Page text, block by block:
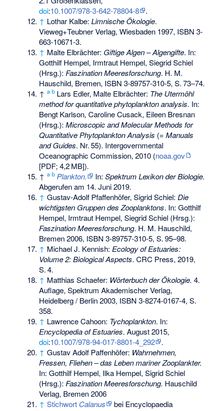
doi:10.1007/978-3-642-78804-8
.
↑ Lothar Kalbe:Limnische Ökologie.
Vieweg+Teubner Verlag, Wiesbaden 1997, ISBN 3-
663-10671-3.
↑ Malte Elbrächter: Giftige Algen – Algengifte. In:
Gotthilf Hempel, Irmtraut Hempel, Siegrid Schiel
(Hrsg.): Faszination Meeresforschung. H. M.
Hauschild, Bremen, ISBN 3-89757-310-5,S.73–74.
↑a b Lars Edler, Malte Elbrächter: The Utermöhl
method for quantitative phytoplankton analysis. In:
Bengt Karlson, Caroline Cusack, Eileen Bresnan
(Hrsg.):Microscopic and Molecular Methods for
Quantitative Phytoplankton Analysis (=Manuals
and Guides. Nr.55). Intergovernmental
Oceanographic Commission, 2010 (noaa.gov
[PDF;4,2MB]).
↑a b Plankton. In:Spektrum Lexikon der Biologie.
Abgerufen am 14. Juni 2019.
↑ Gustav-Adolf Pfaffenhöfer, Sigrid Schiel:Die
wichtigsten Gruppen des Zooplanktons. In: Gotthilf
Hempel, Irmtraut Hempel, Siegrid Schiel (Hrsg.):
Faszination Meeresforschung. H. M. Hauschild,
Bremen 2006, ISBN 3-89757-310-5,S.95–98.
↑ Michael J. Kennish: Ecology of Estuaries:
Volume 2: Biological Aspects. CRC Press, 2019,
S.4.
↑ Matthias Schaefer: Wörterbuch der Ökologie. 4.
Auflage, Spektrum Akademischer Verlag,
Heidelberg / Berlin 2003, ISBN 3-8274-0167-4, S.
358.
↑ Lawrence Cahoon: Tychoplankton. In:
Encyclopedia of Estuaries. August 2015,
doi:10.1007/978-94-017-8801-4_292
.
↑ Gustav Adolf Paffenhöfer: Wahrnehmen,
Fressen, Fliehen – das Leben mariner Zooplankter.
In: Gotthilf Hempel, Ilka Hempel, Sigrid Schiel
(Hrsg.): Faszination Meeresforschung. Hauschild
Verlag, Bremen 2006
↑ Stichwort Calanus
bei Encyclopaedia